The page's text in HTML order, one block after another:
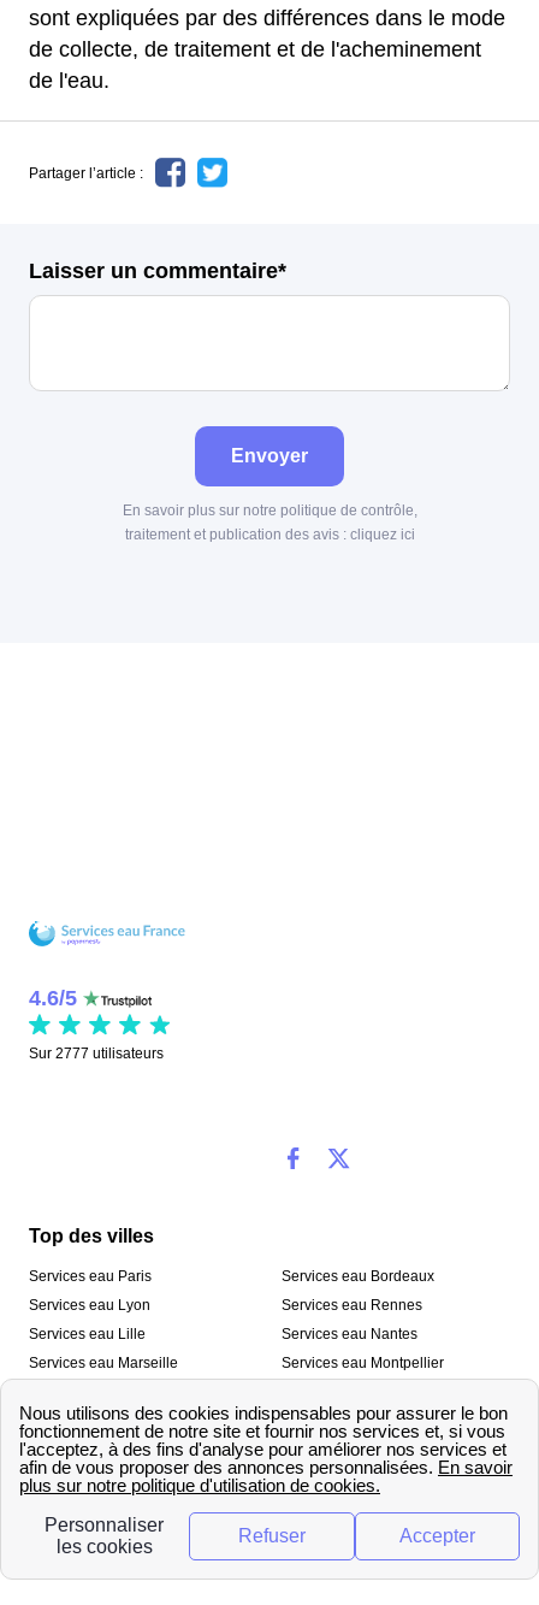
sont expliquées par des différences dans le mode
de collecte, de traitement et de l'acheminement
de l'eau.
Partager l’article :
Laisser un commentaire*
Envoyer
En savoir plus sur notre politique de contrôle,
traitement et publication des avis : cliquez ici
4.6/5
Sur 2777 utilisateurs
Top des villes
Services eau Paris
Services eau Lyon
Services eau Lille
Services eau Marseille
Services eau Toulon
Services eau Bordeaux
Services eau Rennes
Services eau Nantes
Services eau Montpellier
Services eau Strasbourg
Nos outils
🛁 Simulateur consommation eau
💧 Comparer les fournisseurs
d’eau